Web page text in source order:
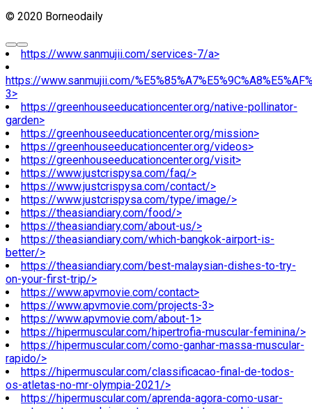
© 2020 Borneodaily
https://www.sanmujii.com/services-7/a>
https://www.sanmujii.com/
3>
https://greenhouseeducationcenter.org/native-pollinator-
garden>
https://greenhouseeducationcenter.org/mission>
https://greenhouseeducationcenter.org/videos>
https://greenhouseeducationcenter.org/visit>
https://www.justcrispysa.com/faq/>
https://www.justcrispysa.com/contact/>
https://www.justcrispysa.com/type/image/>
https://theasiandiary.com/food/>
https://theasiandiary.com/about-us/>
https://theasiandiary.com/which-bangkok-airport-is-
better/>
https://theasiandiary.com/best-malaysian-dishes-to-try-
on-your-first-trip/>
https://www.apvmovie.com/contact>
https://www.apvmovie.com/projects-3>
https://www.apvmovie.com/about-1>
https://hipermuscular.com/hipertrofia-muscular-feminina/>
https://hipermuscular.com/como-ganhar-massa-muscular-
rapido/>
https://hipermuscular.com/classificacao-final-de-todos-
os-atletas-no-mr-olympia-2021/>
https://hipermuscular.com/aprenda-agora-como-usar-